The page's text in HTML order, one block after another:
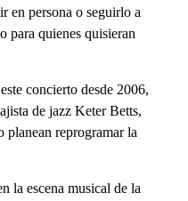
en persona o seguirlo a
para quienes quisieran
concierto desde 2006,
de jazz Keter Betts,
planean reprogramar la
la escena musical de la